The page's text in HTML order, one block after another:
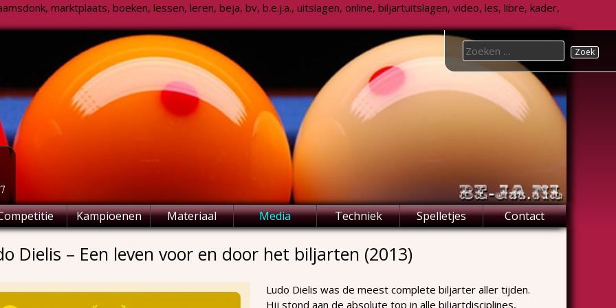
marktplaats, boeken, lessen, leren, beja, bv, b.e.j.a., uitslagen, online, biljartuitslagen, video, les, libre, kader,
Kampioenen Materiaal Media Techniek Spelletjes Contact
Search
for:
Dielis – Een leven voor en door het biljarten (2013)
Ludo Dielis was de meest complete biljarter aller tijden.
Hij stond aan de absolute top in alle biljartdisciplines,